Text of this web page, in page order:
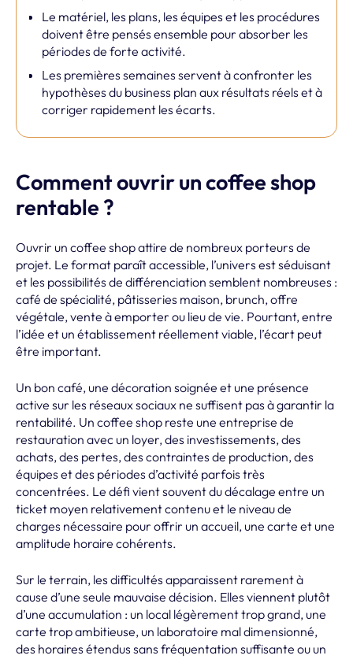
Le matériel, les plans, les équipes et les procédures
doivent être pensés ensemble pour absorber les
périodes de forte activité.
Les premières semaines servent à confronter les
hypothèses du business plan aux résultats réels et à
corriger rapidement les écarts.
Comment ouvrir un coffee shop
rentable ?
Ouvrir un coffee shop attire de nombreux porteurs de
projet. Le format paraît accessible, l’univers est séduisant
et les possibilités de différenciation semblent nombreuses :
café de spécialité, pâtisseries maison, brunch, offre
végétale, vente à emporter ou lieu de vie. Pourtant, entre
l’idée et un établissement réellement viable, l’écart peut
être important.
Un bon café, une décoration soignée et une présence
active sur les réseaux sociaux ne suffisent pas à garantir la
rentabilité. Un coffee shop reste une entreprise de
restauration avec un loyer, des investissements, des
achats, des pertes, des contraintes de production, des
équipes et des périodes d’activité parfois très
concentrées. Le défi vient souvent du décalage entre un
ticket moyen relativement contenu et le niveau de
charges nécessaire pour offrir un accueil, une carte et une
amplitude horaire cohérents.
Sur le terrain, les difficultés apparaissent rarement à
cause d’une seule mauvaise décision. Elles viennent plutôt
d’une accumulation : un local légèrement trop grand, une
carte trop ambitieuse, un laboratoire mal dimensionné,
des horaires étendus sans fréquentation suffisante ou un